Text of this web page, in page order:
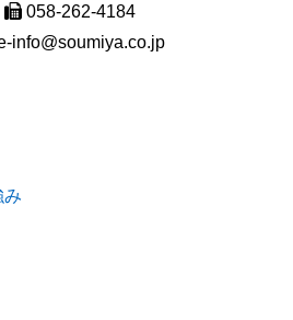
058-262-4184
info@soumiya.co.jp
み